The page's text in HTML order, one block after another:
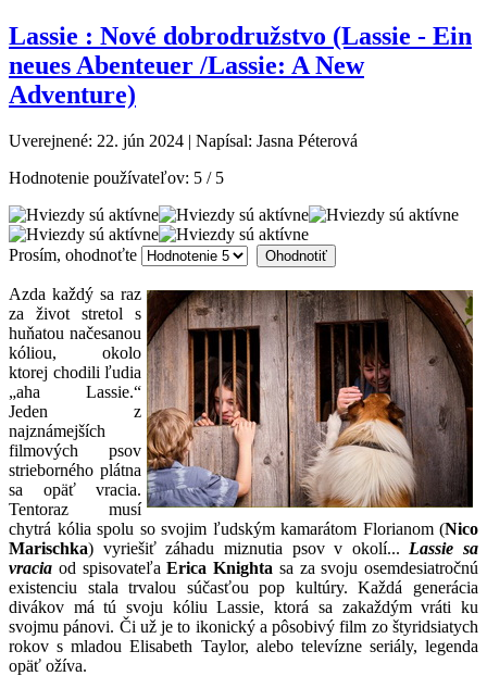
Lassie : Nové dobrodružstvo (Lassie - Ein
neues Abenteuer /Lassie: A New
Adventure)
Uverejnené: 22. jún 2024 | Napísal: Jasna Péterová
Hodnotenie používateľov: 5 / 5
Prosím, ohodnoťte
Azda každý sa raz
za život stretol s
huňatou načesanou
kóliou, okolo
ktorej chodili ľudia
„aha Lassie.“
Jeden z
najznámejších
filmových psov
strieborného plátna
sa opäť vracia.
Tentoraz musí
chytrá kólia spolu so svojim ľudským kamarátom Florianom (Nico
Marischka) vyriešiť záhadu miznutia psov v okolí... Lassie sa
vracia od spisovateľaErica Knighta sa za svoju osemdesiatročnú
existenciu stala trvalou súčasťou pop kultúry. Každá generácia
divákov má tú svoju kóliu Lassie, ktorá sa zakaždým vráti ku
svojmu pánovi. Či už je to ikonický a pôsobivý film zo štyridsiatych
rokov s mladou Elisabeth Taylor, alebo televízne seriály, legenda
opäť ožíva.